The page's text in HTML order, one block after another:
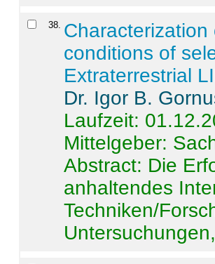
38.
conditions of
Extraterrestrial
Dr. Igor B.
Laufzeit:
Mittelgeber:
Abstract: Die
anhaltendes
Techniken/